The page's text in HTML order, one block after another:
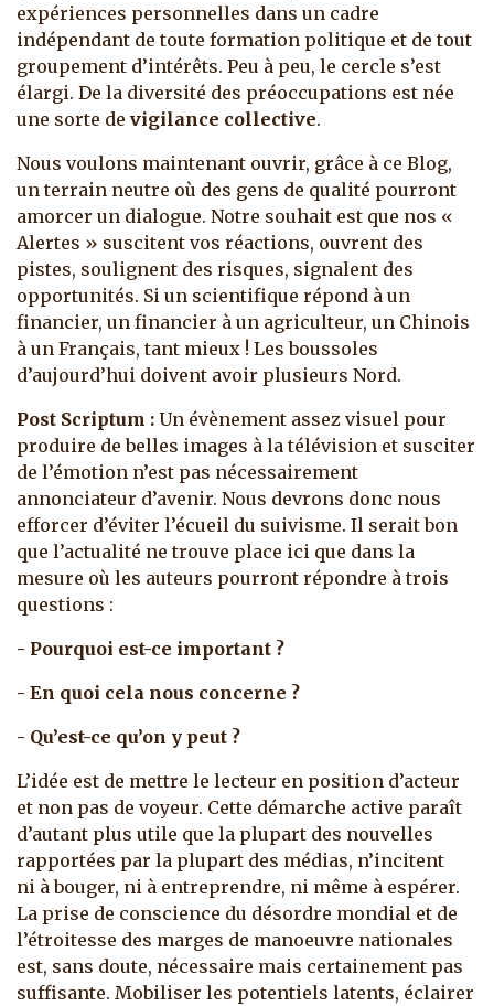
expériences personnelles dans un cadre
indépendant de toute formation politique et de tout
groupement d’intérêts. Peu à peu, le cercle s’est
élargi. De la diversité des préoccupations est née
une sorte de vigilance collective.
Nous voulons maintenant ouvrir, grâce à ce Blog,
un terrain neutre où des gens de qualité pourront
amorcer un dialogue. Notre souhait est que nos «
Alertes » suscitent vos réactions, ouvrent des
pistes, soulignent des risques, signalent des
opportunités. Si un scientifique répond à un
financier, un financier à un agriculteur, un Chinois
à un Français, tant mieux ! Les boussoles
d’aujourd’hui doivent avoir plusieurs Nord.
Post Scriptum : Un évènement assez visuel pour
produire de belles images à la télévision et susciter
de l’émotion n’est pas nécessairement
annonciateur d’avenir. Nous devrons donc nous
efforcer d’éviter l’écueil du suivisme. Il serait bon
que l’actualité ne trouve place ici que dans la
mesure où les auteurs pourront répondre à trois
questions :
- Pourquoi est-ce important ?
- En quoi cela nous concerne ?
- Qu’est-ce qu’on y peut ?
L’idée est de mettre le lecteur en position d’acteur
et non pas de voyeur. Cette démarche active paraît
d’autant plus utile que la plupart des nouvelles
rapportées par la plupart des médias, n’incitent
ni à bouger, ni à entreprendre, ni même à espérer.
La prise de conscience du désordre mondial et de
l’étroitesse des marges de manoeuvre nationales
est, sans doute, nécessaire mais certainement pas
suffisante. Mobiliser les potentiels latents, éclairer